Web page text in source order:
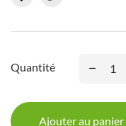
Quantité
Ajouter au panier